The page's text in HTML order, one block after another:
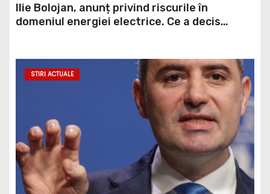
Ilie Bolojan, anunț privind riscurile în
domeniul energiei electrice. Ce a decis
STIRI ACTUALE